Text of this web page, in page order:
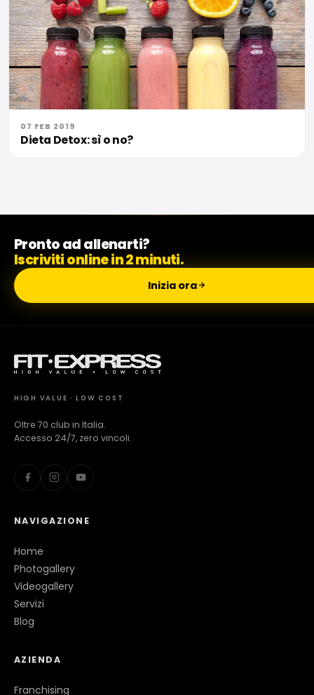
07 FEB 2019
Dieta Detox: sì o no?
Pronto ad allenarti?
Iscriviti online in 2 minuti.
Inizia ora
HIGH VALUE · LOW COST
Oltre 70 club in Italia.
Accesso 24/7, zero vincoli.
NAVIGAZIONE
Home
Photogallery
Videogallery
Servizi
Blog
AZIENDA
Franchising